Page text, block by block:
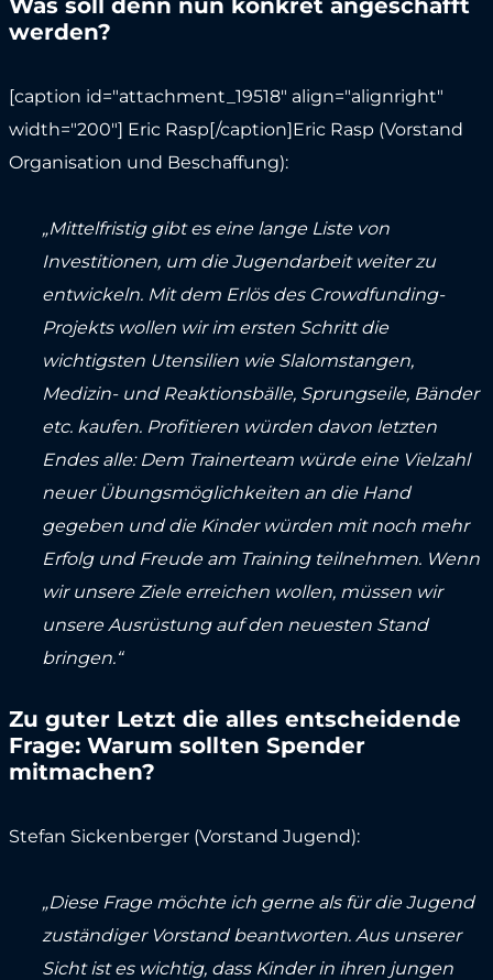
Was soll denn nun konkret angeschafft
werden?
[caption id="attachment_19518" align="alignright"
width="200"] Eric Rasp[/caption]Eric Rasp (Vorstand
Organisation und Beschaffung):
„Mittelfristig gibt es eine lange Liste von
Investitionen, um die Jugendarbeit weiter zu
entwickeln. Mit dem Erlös des Crowdfunding-
Projekts wollen wir im ersten Schritt die
wichtigsten Utensilien wie Slalomstangen,
Medizin- und Reaktionsbälle, Sprungseile, Bänder
etc. kaufen. Profitieren würden davon letzten
Endes alle: Dem Trainerteam würde eine Vielzahl
neuer Übungsmöglichkeiten an die Hand
gegeben und die Kinder würden mit noch mehr
Erfolg und Freude am Training teilnehmen. Wenn
wir unsere Ziele erreichen wollen, müssen wir
unsere Ausrüstung auf den neuesten Stand
bringen.“
Zu guter Letzt die alles entscheidende
Frage: Warum sollten Spender
mitmachen?
Stefan Sickenberger (Vorstand Jugend):
„Diese Frage möchte ich gerne als für die Jugend
zuständiger Vorstand beantworten. Aus unserer
Sicht ist es wichtig, dass Kinder in ihren jungen